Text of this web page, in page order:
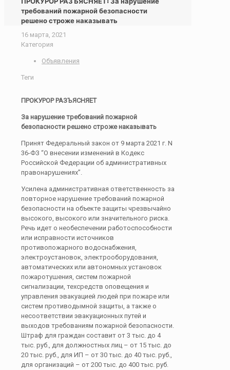
требований пожарной безопасности
решено строже наказывать
16 марта, 2021
Категория
Объявления
Теги
ПРОКУРОР РАЗЪЯСНЯЕТ
За нарушение требований пожарной
безопасности решено строже наказывать
Принят Федеральный закон от 9 марта 2021 г. N
36-ФЗ “О внесении изменений в Кодекс
Российской Федерации об административных
правонарушениях”.
Усилена административная ответственность за
повторное нарушение требований пожарной
безопасности на объекте защиты чрезвычайно
высокого, высокого или значительного риска.
Речь идет о необеспечении работоспособности
или исправности источников
противопожарного водоснабжения,
электроустановок, электрооборудования,
автоматических или автономных установок
пожаротушения, систем пожарной
сигнализации, техсредств оповещения и
управления эвакуацией людей при пожаре или
систем противодымной защиты, а также о
несоответствии эвакуационных путей и
выходов требованиям пожарной безопасности.
Штраф для граждан составит от 3 тыс. до 4
тыс. руб., для должностных лиц – от 15 тыс. до
20 тыс. руб., для ИП – от 30 тыс. до 40 тыс. руб.,
для организаций – от 200 тыс. до 400 тыс. руб.